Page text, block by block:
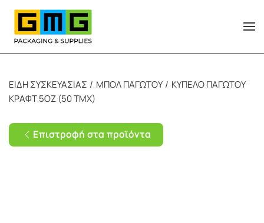
Skip to main content
ΕΙΔΗ ΣΥΣΚΕΥΑΣΙΑΣ ΜΠΟΛ ΠΑΓΩΤΟΥ
ΚΥΠΕΛΟ ΠΑΓΩΤΟΥ
ΚΡΑΦΤ 5ΟΖ (50 ΤΜΧ)
Επιστροφή στα προϊόντα